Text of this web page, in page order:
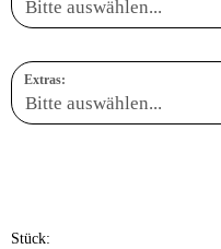
Extras:
Stück: